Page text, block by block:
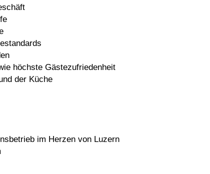
höchste Gästezufriedenheit
der Küche
im Herzen von Luzern